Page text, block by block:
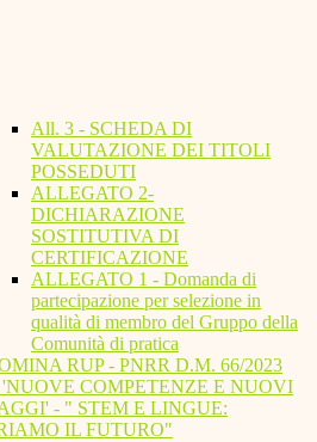
All. 3 - SCHEDA DI
VALUTAZIONE DEI TITOLI
POSSEDUTI
ALLEGATO 2-
DICHIARAZIONE
SOSTITUTIVA DI
CERTIFICAZIONE
ALLEGATO 1 - Domanda di
partecipazione per selezione in
qualità di membro del Gruppo della
Comunità di pratica
RUP - PNRR D.M. 66/2023
'NUOVE COMPETENZE E NUOVI
- " STEM E LINGUE:
IL FUTURO"